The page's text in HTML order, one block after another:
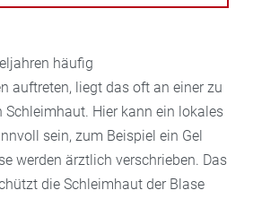
häufig
auftreten, liegt das oft an einer zu
Schleimhaut. Hier kann ein lokales
sein, zum Beispiel ein Gel
werden ärztlich verschrieben. Das
die Schleimhaut der Blase